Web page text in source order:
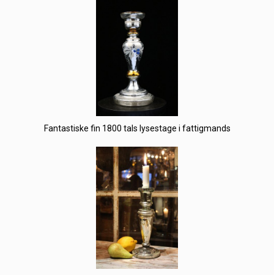
Fantastiske fin 1800 tals lysestage i fattigmands